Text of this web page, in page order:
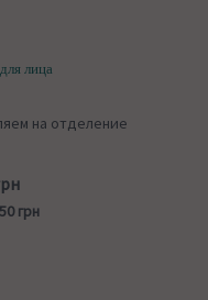
лица
на отделение
грн